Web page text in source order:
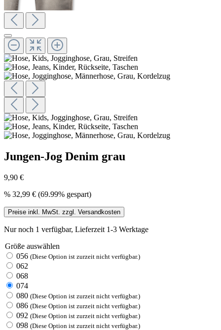
Jungen-Jog Denim grau
9,90 €
% 32,99 € (69.99% gespart)
Preise inkl. MwSt. zzgl. Versandkosten
Nur noch 1 verfügbar, Lieferzeit 1-3 Werktage
Größe auswählen
056 (Diese Option ist zurzeit nicht verfügbar.)
062
068
074
080 (Diese Option ist zurzeit nicht verfügbar.)
086 (Diese Option ist zurzeit nicht verfügbar.)
092 (Diese Option ist zurzeit nicht verfügbar.)
098 (Diese Option ist zurzeit nicht verfügbar.)